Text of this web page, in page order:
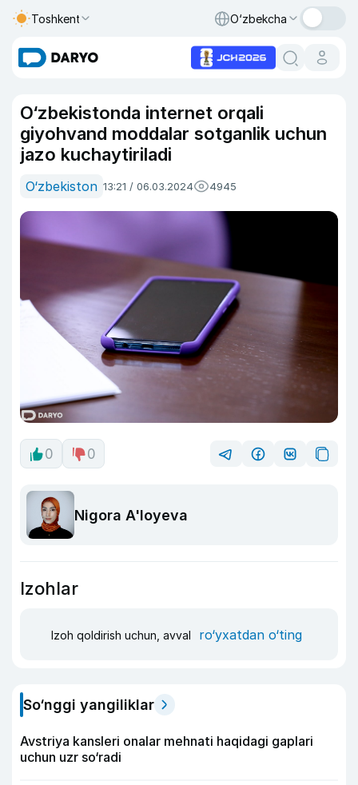
Toshkent O‘zbekcha
O‘zbekistonda internet orqali
giyohvand moddalar sotganlik uchun
jazo kuchaytiriladi
O‘zbekiston 13:21 / 06.03.2024 4945
0 0
Nigora A'loyeva
Izohlar
Izoh qoldirish uchun, avval ro‘yxatdan o‘ting
So‘nggi yangiliklar
Avstriya kansleri onalar mehnati haqidagi gaplari
uchun uzr so‘radi